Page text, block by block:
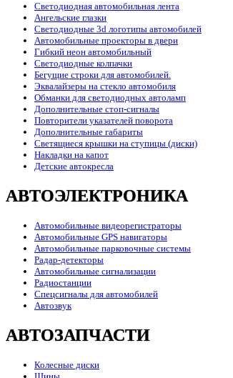
Светодиодная автомобильная лента
Ангельские глазки
Светодиодные 3d логотипы автомобилей
Автомобильные проекторы в двери
Гибкий неон автомобильный
Светодиодные колпачки
Бегущие строки для автомобилей.
Эквалайзеры на стекло автомобиля
Обманки для светодиодных автоламп
Дополнительные стоп-сигналы
Повторители указателей поворота
Дополнительные габариты
Светящиеся крышки на ступицы (диски)
Накладки на капот
Детские автокресла
АВТОЭЛЕКТРОНИКА
Автомобильные видеорегистраторы
Автомобильные GPS навигаторы
Автомобильные парковочные системы
Радар-детекторы
Автомобильные сигнализации
Радиостанции
Спецсигналы для автомобилей
Автозвук
АВТОЗАПЧАСТИ
Колесные диски